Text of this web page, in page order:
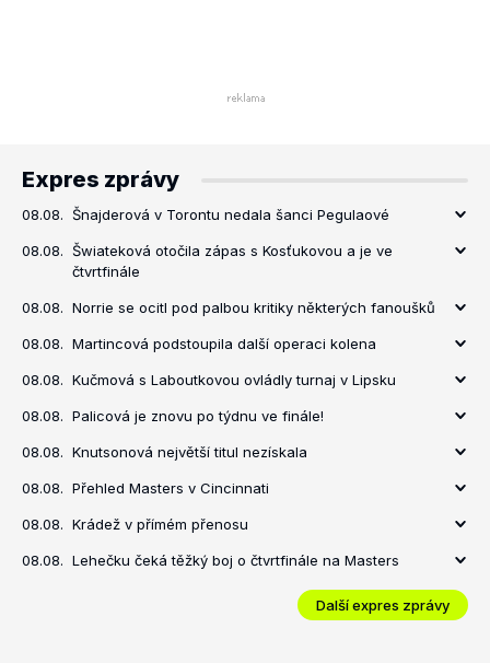
Expres zprávy
08.08. Šnajderová v Torontu nedala šanci Pegulaové
08.08. Šwiateková otočila zápas s Kosťukovou a je ve
čtvrtfinále
08.08. Norrie se ocitl pod palbou kritiky některých fanoušků
08.08. Martincová podstoupila další operaci kolena
08.08. Kučmová s Laboutkovou ovládly turnaj v Lipsku
08.08. Palicová je znovu po týdnu ve finále!
08.08. Knutsonová největší titul nezískala
08.08. Přehled Masters v Cincinnati
08.08. Krádež v přímém přenosu
08.08. Lehečku čeká těžký boj o čtvrtfinále na Masters
Další expres zprávy